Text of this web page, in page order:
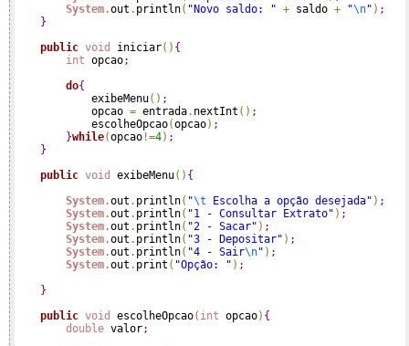
System.out . println( "Novo saldo: " + saldo + "\n" ) ;
}
public void iniciar( ) {
int opcao;
do{
            exibeMenu
( ) ;
            opcao
= entrada. nextInt ( ) ;
            escolheOpcao
(opcao) ;
}while(opcao !=4) ;
}
public void exibeMenu( ) {
System.out . println( "\t Escolha a opção desejada" ) ;
System.out . println( "1 - Consultar Extrato" ) ;
System.out . println( "2 - Sacar" ) ;
System.out . println( "3 - Depositar" ) ;
System.out . println( "4 - Sair\n" ) ;
System.out . print ( "Opção: " ) ;
}
public void escolheOpcao( int opcao) {
double valor;